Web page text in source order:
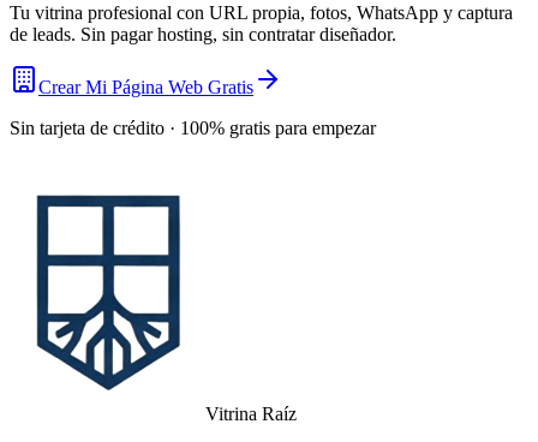
Tu vitrina profesional con URL propia, fotos, WhatsApp y captura
de leads. Sin pagar hosting, sin contratar diseñador.
Crear Mi Página Web Gratis
Sin tarjeta de crédito · 100% gratis para empezar
Vitrina Raíz